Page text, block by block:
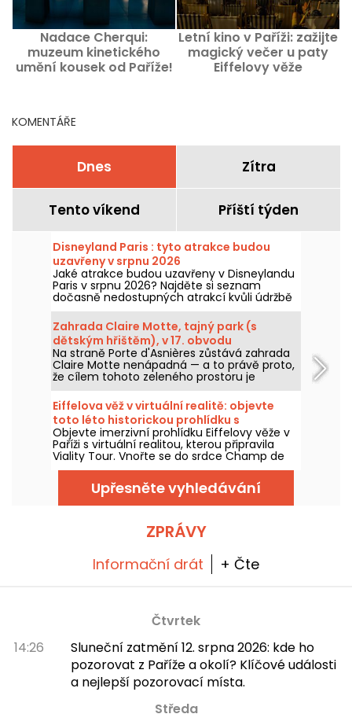
Nadace Cherqui:
muzeum kinetického
umění kousek od Paříže!
Letní kino v Paříži: zažijte
magický večer u paty
Eiffelovy věže
KOMENTÁŘE
Dnes Zítra
Tento víkend Příští týden
Disneyland Paris : tyto atrakce budou
uzavřeny v srpnu 2026
Jaké atrakce budou uzavřeny v Disneylandu
Paris v srpnu 2026? Najděte si seznam
dočasně nedostupných atrakcí kvůli údržbě
nebo rekonstrukci, abyste si mohli
naplánovat návštěvu v parcích Disney.
Zahrada Claire Motte, tajný park (s
dětským hřištěm), v 17. obvodu
Na straně Porte d'Asnières zůstává zahrada
Claire Motte nenápadná — a to právě proto,
že cílem tohoto zeleného prostoru je
nabídnout klidné místo pro načerpání sil.
Eiffelova věž v virtuální realitě: objevte
toto léto historickou prohlídku s
průvodcem Viality Tour
Objevte imerzivní prohlídku Eiffelovy věže v
Paříži s virtuální realitou, kterou připravila
Viality Tour. Vnořte se do srdce Champ de
Mars a znovu prožijte výstavbu a slavnostní
otevření Železné dámy v roce 1889. Nová
verze, ještě věrnější než kdy dřív, vyšla 31.
března 2026. Při té příležitosti pro vás máme
horké dny, všechny jejich prohlídky probíhají
Upřesněte vyhledávání
ZPRÁVY
Informační drát + Čte
Čtvrtek
14:26
Sluneční zatmění 12. srpna 2026: kde ho
pozorovat z Paříže a okolí? Klíčové události
a nejlepší pozorovací místa.
Středa